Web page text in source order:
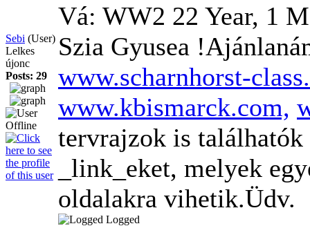
Sebi (User)
Lelkes
újonc
Posts: 29
Vá: WW2 22 Year, 1
Szia Gyusea
www.scharnhorst-
www.kbismarck.com,
tervrajzok is
_link_eket, melyek
oldalakra vihetik.Üdv.
Logged